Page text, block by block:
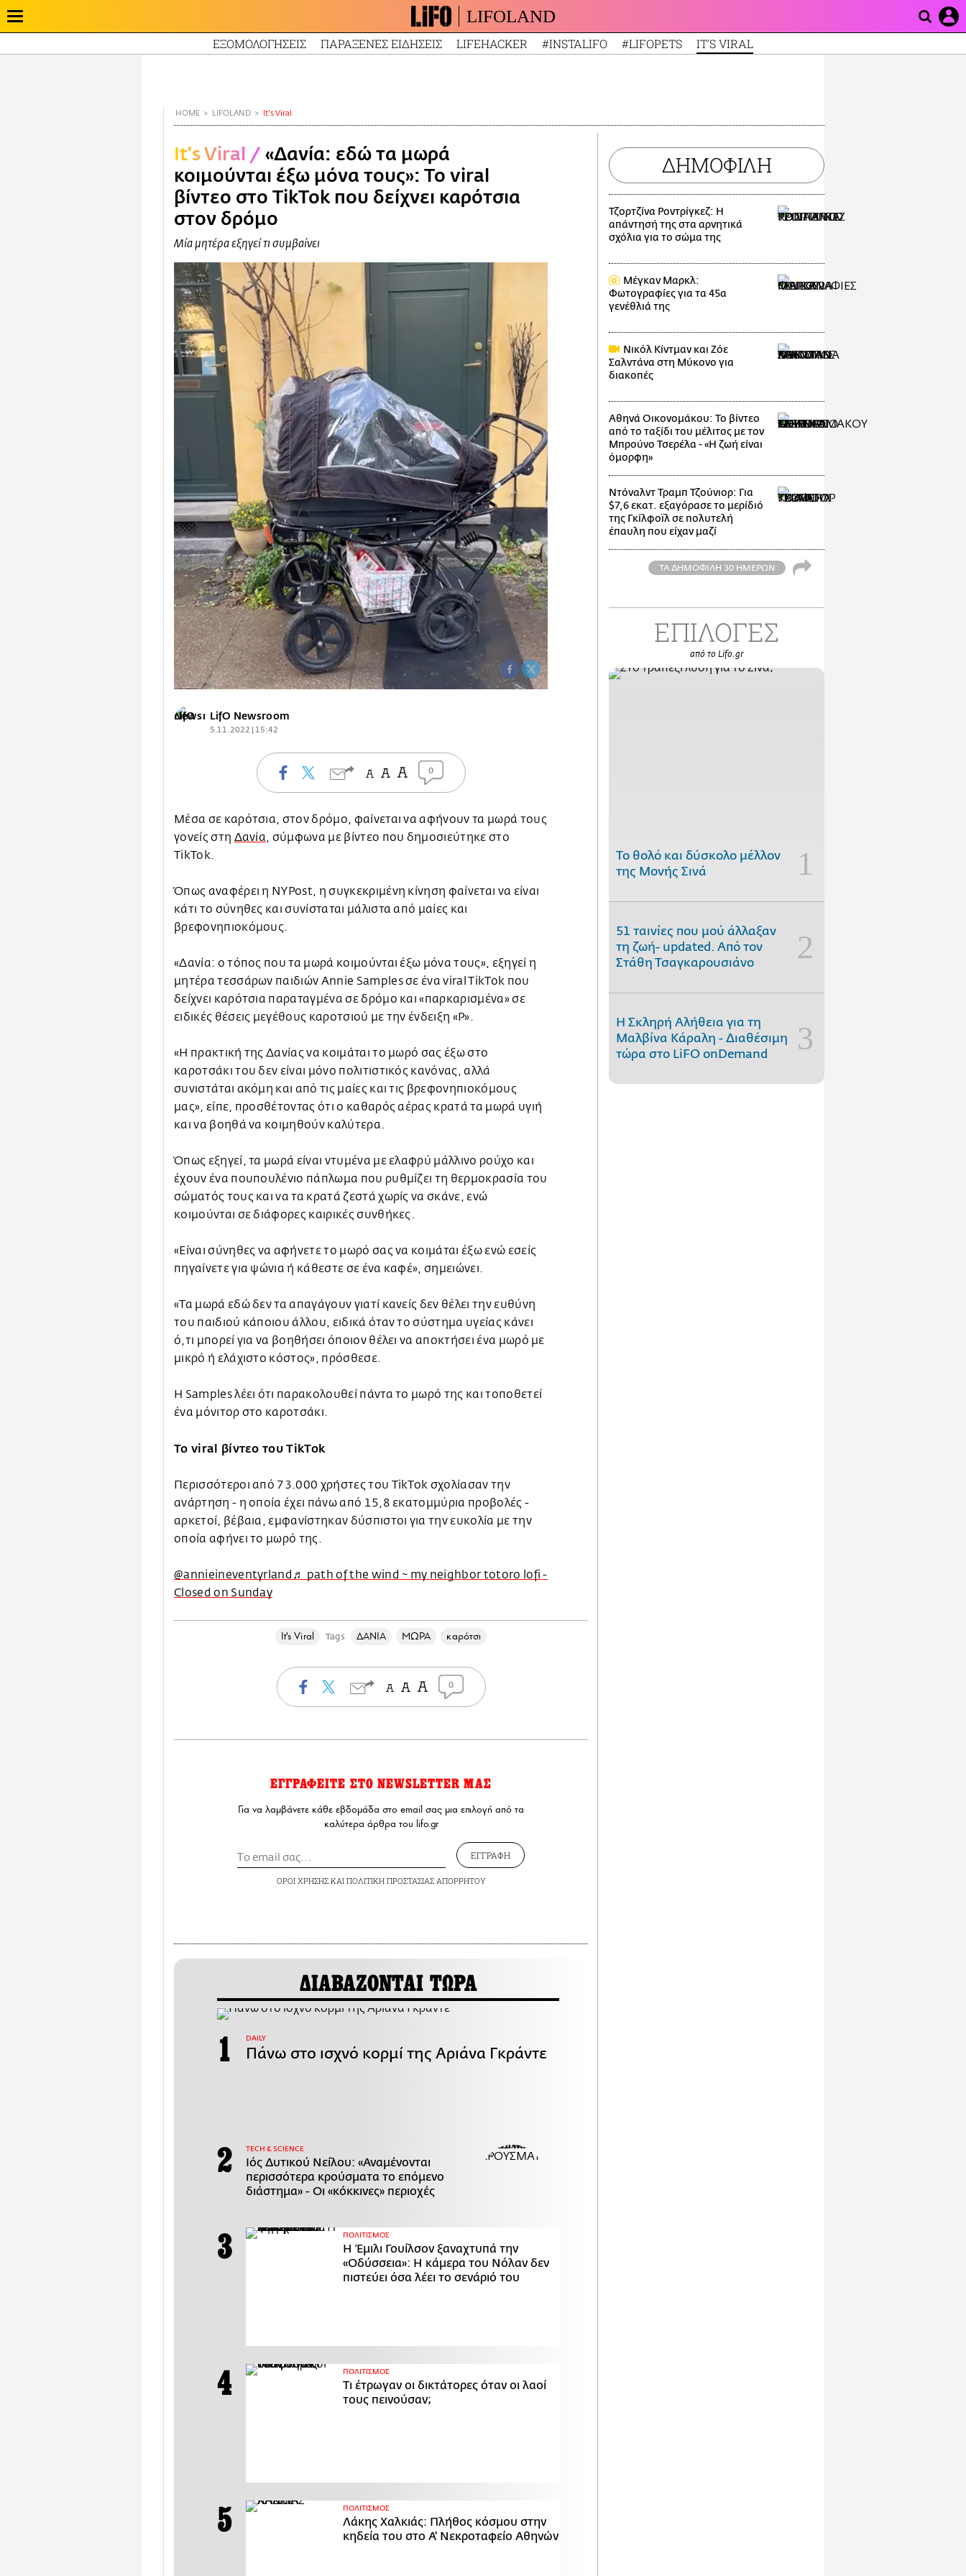
Παράκαμψη
LIFOLAND
ΕΞΟΜΟΛΟΓΗΣΕΙΣ ΠΑΡΑΞΕΝΕΣ ΕΙΔΗΣΕΙΣ LIFEHACKER #INSTALIFO #LIFOPETS IT'S VIRAL
HOME LIFOLAND It's Viral
It's Viral / «Δανία: εδώ τα μωρά
κοιμούνται έξω μόνα τους»: Το viral
βίντεο στο TikTok που δείχνει καρότσια
στον δρόμο
Μία μητέρα εξηγεί τι συμβαίνει
LifO Newsroom
5.11.2022 | 15:42
0
Μέσα σε καρότσια, στον δρόμο, φαίνεται να αφήνουν τα μωρά τους
γονείς στη Δανία, σύμφωνα με βίντεο που δημοσιεύτηκε στο
TikTok.
Όπως αναφέρει η NYPost, η συγκεκριμένη κίνηση φαίνεται να είναι
κάτι το σύνηθες και συνίσταται μάλιστα από μαίες και
βρεφονηπιοκόμους.
«Δανία: ο τόπος που τα μωρά κοιμούνται έξω μόνα τους», εξηγεί η
μητέρα τεσσάρων παιδιών Annie Samples σε ένα viral TikTok που
δείχνει καρότσια παραταγμένα σε δρόμο και «παρκαρισμένα» σε
ειδικές θέσεις μεγέθους καροτσιού με την ένδειξη «P».
«Η πρακτική της Δανίας να κοιμάται το μωρό σας έξω στο
καροτσάκι του δεν είναι μόνο πολιτιστικός κανόνας, αλλά
συνιστάται ακόμη και από τις μαίες και τις βρεφονηπιοκόμους
μας», είπε, προσθέτοντας ότι ο καθαρός αέρας κρατά τα μωρά υγιή
και να βοηθά να κοιμηθούν καλύτερα.
Όπως εξηγεί, τα μωρά είναι ντυμένα με ελαφρύ μάλλινο ρούχο και
έχουν ένα πουπουλένιο πάπλωμα που ρυθμίζει τη θερμοκρασία του
σώματός τους και να τα κρατά ζεστά χωρίς να σκάνε, ενώ
κοιμούνται σε διάφορες καιρικές συνθήκες.
«Είναι σύνηθες να αφήνετε το μωρό σας να κοιμάται έξω ενώ εσείς
πηγαίνετε για ψώνια ή κάθεστε σε ένα καφέ», σημειώνει.
«Τα μωρά εδώ δεν τα απαγάγουν γιατί κανείς δεν θέλει την ευθύνη
του παιδιού κάποιου άλλου, ειδικά όταν το σύστημα υγείας κάνει
ό,τι μπορεί για να βοηθήσει όποιον θέλει να αποκτήσει ένα μωρό με
μικρό ή ελάχιστο κόστος», πρόσθεσε.
Η Samples λέει ότι παρακολουθεί πάντα το μωρό της και τοποθετεί
ένα μόνιτορ στο καροτσάκι.
Το viral βίντεο του TikTok
Περισσότεροι από 73.000 χρήστες του TikTok σχολίασαν την
ανάρτηση - η οποία έχει πάνω από 15,8 εκατομμύρια προβολές -
αρκετοί, βέβαια, εμφανίστηκαν δύσπιστοι για την ευκολία με την
οποία αφήνει το μωρό της.
@annieineventyrland ♬ path of the wind ~ my neighbor totoro lofi -
Closed on Sunday
It's Viral Tags ΔΑΝΙΑ ΜΩΡΑ καρότσι
0
ΕΓΓΡΑΦΕΙΤΕ ΣΤΟ NEWSLETTER ΜΑΣ
Για να λαμβάνετε κάθε εβδομάδα στο email σας μια επιλογή από τα
καλύτερα άρθρα του lifo.gr
ΕΓΓΡΑΦΗ
ΟΡΟΙ ΧΡΗΣΗΣΚΑΙ ΠΟΛΙΤΙΚΗ ΠΡΟΣΤΑΣΙΑΣ ΑΠΟΡΡΗΤΟΥ
ΔΙΑΒΑΖΟΝΤΑΙ ΤΩΡΑ
DAILY
Πάνω στο ισχνό κορμί της Αριάνα Γκράντε
ΤECH & SCIENCE
Ιός Δυτικού Νείλου: «Αναμένονται
περισσότερα κρούσματα το επόμενο
διάστημα» - Οι «κόκκινες» περιοχές
ΠΟΛΙΤΙΣΜΟΣ
Η Έμιλι Γουίλσον ξαναχτυπά την
«Οδύσσεια»: Η κάμερα του Νόλαν δεν
πιστεύει όσα λέει το σενάριό του
ΠΟΛΙΤΙΣΜΟΣ
Τι έτρωγαν οι δικτάτορες όταν οι λαοί
τους πεινούσαν;
ΠΟΛΙΤΙΣΜΟΣ
Λάκης Χαλκιάς: Πλήθος κόσμου στην
κηδεία του στο Α' Νεκροταφείο Αθηνών
ΔΗΜΟΦΙΛΗ
Τζορτζίνα Ροντρίγκεζ: Η
απάντησή της στα αρνητικά
σχόλια για το σώμα της
Μέγκαν Μαρκλ:
Φωτογραφίες για τα 45α
γενέθλιά της
Νικόλ Κίντμαν και Ζόε
Σαλντάνα στη Μύκονο για
διακοπές
Αθηνά Οικονομάκου: Το βίντεο
από το ταξίδι του μέλιτος με τον
Μπρούνο Τσερέλα - «Η ζωή είναι
όμορφη»
Ντόναλντ Τραμπ Τζούνιορ: Για
$7,6 εκατ. εξαγόρασε το μερίδιό
της Γκίλφοϊλ σε πολυτελή
έπαυλη που είχαν μαζί
ΤΑ ΔΗΜΟΦΙΛΗ 30 ΗΜΕΡΩΝ
ΕΠΙΛΟΓΕΣ
από το Lifo.gr
Το θολό και δύσκολο μέλλον
της Μονής Σινά
51 ταινίες που μού άλλαξαν
τη ζωή- updated. Aπό τον
Στάθη Τσαγκαρουσιάνο
Η Σκληρή Αλήθεια για τη
Μαλβίνα Κάραλη - Διαθέσιμη
τώρα στo LiFO onDemand